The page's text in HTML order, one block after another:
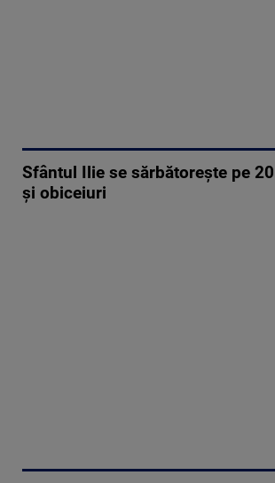
Sfântul Ilie se sărbătorește pe
și obiceiuri